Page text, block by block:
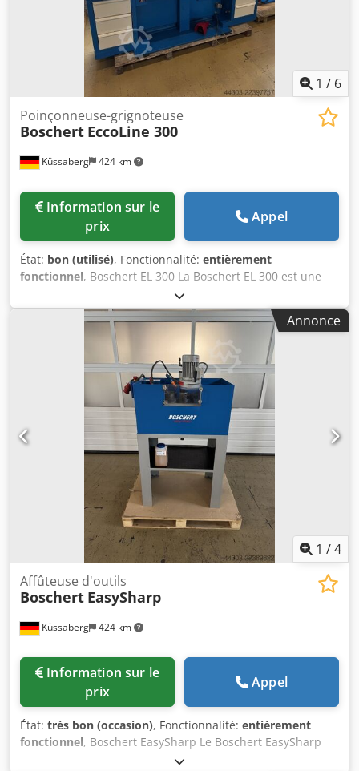
1 / 6
Küssaberg 424 km
Poinçonneuse-grignoteuse
Boschert EccoLine 300
prix
Appel
État: bon (utilisé), Fonctionnalité: entièrement
fonctionnel, Boschert EL 300 La Boschert EL 300 est une
presse à découper manuelle dotée d'une force de découpe
de 28 tonnes. Équipée d'un système de fixation d'outils
Trumpf, elle permet l'installation de matrices jusqu'à la
taille III (cercle de base de 105 mm). Djdpfx Aoznu H
Somrsck Elle offre un mouvement continu, un mouvement
unique et un mode de fonctionnement par impulsions. En
plus de la pédale standard, la course de découpe peut
également être déclenchée par une commande à deux
mains, ce qui est particulièrement utile pour les pièces où
la protection en plexiglas doit rester en place (par
exemple, les équerres en L), permettant ainsi de travailler
avec la commande à deux mains. Les tiroirs intégrés sont
idéaux pour ranger les outils de découpe et les
accessoires. Sa manipulation simple et le remplacement
rapide des outils rendent cette machine accessible à tous.
Annonce
1 /4
Küssaberg 424 km
Affûteuse d'outils
Boschert EasySharp
prix
Appel
État: très bon (occasion), Fonctionnalité: entièrement
fonctionnel, Boschert EasySharp Le Boschert EasySharp
est la solution économique pour l'affûtage professionnel